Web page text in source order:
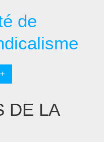
de
DE LA